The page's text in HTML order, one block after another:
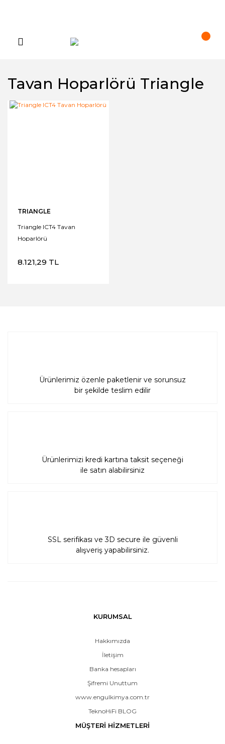
Tavan Hoparlörü Triangle
TRIANGLE
Triangle ICT4 Tavan
Hoparlörü
8.121,29 TL
Ürünlerimiz özenle paketlenir ve sorunsuz
bir şekilde teslim edilir
Ürünlerimizi kredi kartına taksit seçeneği
ile satın alabilirsiniz
SSL serifikası ve 3D secure ile güvenli
alışveriş yapabilirsiniz.
KURUMSAL
Hakkımızda
İletişim
Banka hesapları
Şifremi Unuttum
www.engulkimya.com.tr
TeknoHiFi BLOG
MÜŞTERİ HİZMETLERİ